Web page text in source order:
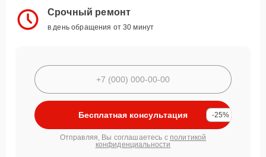
Срочный ремонт
в день обращения от 30 минут
Бесплатная консультация -25%
Отправляя, Вы соглашаетесь с политикой
конфиденциальности